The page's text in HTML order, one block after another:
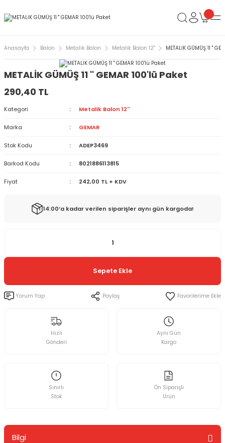
Anasayfa Balon Metalik Balon Metalik Balon 12'' METALİK GÜMÜŞ 11 ''
METALİK GÜMÜŞ 11 '' GEMAR 100'lü Paket
290,40 TL
Kategori Metalik Balon 12''
Marka GEMAR
Stok Kodu ADEP3469
Barkod Kodu 8021886113815
Fiyat 242,00 TL + KDV
14:00’a kadar verilen siparişler aynı gün kargoda!
Sepete Ekle
Yorum Yap Paylaş
Hızlı
Gönderi
Aynı Gün
Kargo
Sınırlı
Stok
Ön Siparişli
Ürün
Bilgi